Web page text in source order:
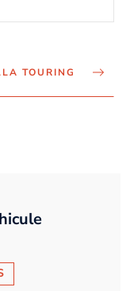
TOURING